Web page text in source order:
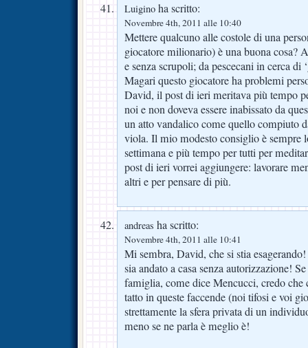
Luigino ha scritto:
Novembre 4th, 2011 alle 10:40
Mettere qualcuno alle costole di una
giocatore milionario) è una buona cosa?
e senza scrupoli; da pescecani in cerca di
Magari questo giocatore ha problemi
David, il post di ieri meritava più tempo
noi e non doveva essere inabissato da
un atto vandalico come quello compiuto
viola. Il mio modesto consiglio è sempre
settimana e più tempo per tutti per
post di ieri vorrei aggiungere: lavorare
altri e per pensare di più.
andreas ha scritto:
Novembre 4th, 2011 alle 10:41
Mi sembra, David, che si stia
sia andato a casa senza autorizzazione!
famiglia, come dice Mencucci, credo che
tatto in queste faccende (noi tifosi e voi
strettamente la sfera privata di un
meno se ne parla è meglio è!